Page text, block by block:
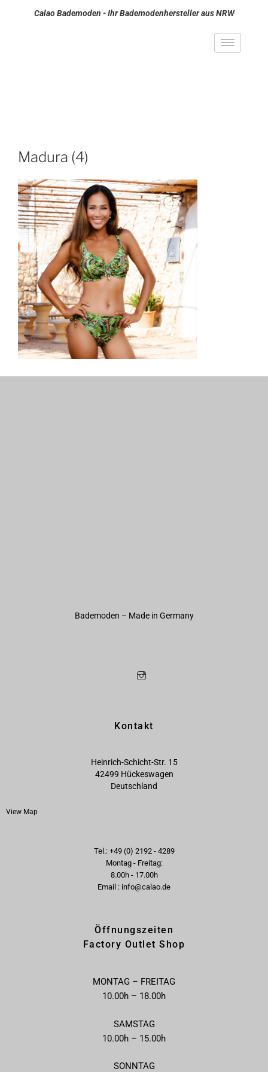
Calao Bademoden - Ihr Bademodenhersteller aus NRW
Madura (4)
Bademoden – Made in Germany
Kontakt
Heinrich-Schicht-Str. 15
42499 Hückeswagen
Deutschland
View Map
Tel.: +49 (0) 2192 - 4289
Montag - Freitag:
8.00h - 17.00h
Email : info@calao.de
Öffnungszeiten
Factory Outlet Shop
MONTAG – FREITAG
10.00h – 18.00h
SAMSTAG
10.00h – 15.00h
SONNTAG